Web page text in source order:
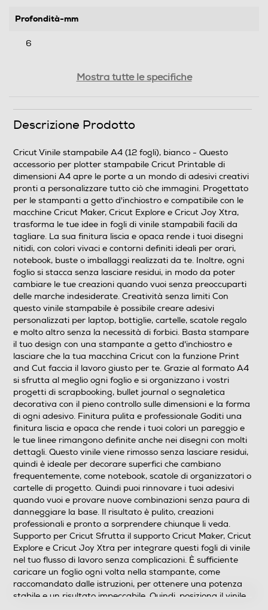
Profondità-mm
6
Informazioni sulla sicurezza del prodotto
Clicca qui
Mostra tutte le specifiche
Descrizione Prodotto
Cricut Vinile stampabile A4 (12 fogli), bianco - Questo
accessorio per plotter stampabile Cricut Printable di
dimensioni A4 apre le porte a un mondo di adesivi creativi
pronti a personalizzare tutto ciò che immagini. Progettato
per le stampanti a getto d'inchiostro e compatibile con le
macchine Cricut Maker, Cricut Explore e Cricut Joy Xtra,
trasforma le tue idee in fogli di vinile stampabili facili da
tagliare. La sua finitura liscia e opaca rende i tuoi disegni
nitidi, con colori vivaci e contorni definiti ideali per orari,
notebook, buste o imballaggi realizzati da te. Inoltre, ogni
foglio si stacca senza lasciare residui, in modo da poter
cambiare le tue creazioni quando vuoi senza preoccuparti
delle marche indesiderate. Creatività senza limiti Con
questo vinile stampabile è possibile creare adesivi
personalizzati per laptop, bottiglie, cartelle, scatole regalo
e molto altro senza la necessità di forbici. Basta stampare
il tuo design con una stampante a getto d'inchiostro e
lasciare che la tua macchina Cricut con la funzione Print
and Cut faccia il lavoro giusto per te. Grazie al formato A4
si sfrutta al meglio ogni foglio e si organizzano i vostri
progetti di scrapbooking, bullet journal o segnaletica
decorativa con il pieno controllo sulle dimensioni e la forma
di ogni adesivo. Finitura pulita e professionale Goditi una
finitura liscia e opaca che rende i tuoi colori un pareggio e
le tue linee rimangono definite anche nei disegni con molti
dettagli. Questo vinile viene rimosso senza lasciare residui,
quindi è ideale per decorare superfici che cambiano
frequentemente, come notebook, scatole di organizzatori o
cartelle di progetto. Quindi puoi rinnovare i tuoi adesivi
quando vuoi e provare nuove combinazioni senza paura di
danneggiare la base. Il risultato è pulito, creazioni
professionali e pronto a sorprendere chiunque li veda.
Supporto per Cricut Sfrutta il supporto Cricut Maker, Cricut
Explore e Cricut Joy Xtra per integrare questi fogli di vinile
nel tuo flusso di lavoro senza complicazioni. È sufficiente
caricare un foglio ogni volta nella stampante, come
raccomandato dalle istruzioni, per ottenere una potenza
stabile e un risultato impeccabile. Quindi, posiziona il vinile